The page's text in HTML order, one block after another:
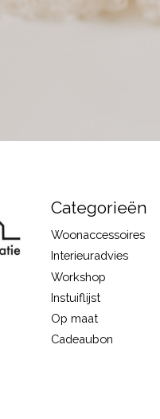
Categorieën
Woonaccessoires
Interieuradvies
Workshop
Instuiflijst
Op maat
Cadeaubon